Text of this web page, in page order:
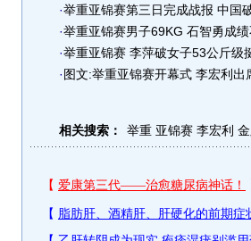
·举重亚锦赛第三日完成战报 中国
·举重亚锦赛男子69KG 石智勇成
·举重亚锦赛 李萍破女子53公斤级
·图文:举重亚锦赛开幕式 李宏利出
相关搜索： 举重 亚锦赛 李宏利